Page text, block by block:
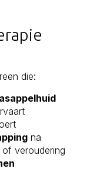
die:
na
veroudering